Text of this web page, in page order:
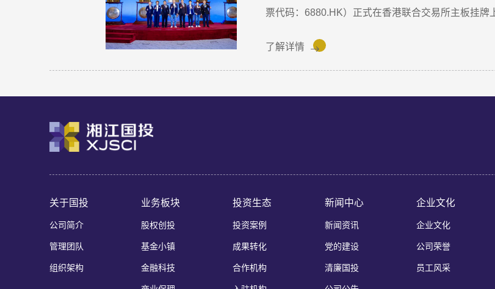
基金小镇二期克服连续雨季施工困难，顺利完成竣
票代码：6880.HK）正式在香港联合交易所主板挂牌
物理AI世界模型为基座的自动驾驶与人工智能企业
出并量产首发R7世界模型，让AI从“识别像素”进阶
了解详情
关于国投
公司简介
管理团队
组织架构
业务板块
股权创投
基金小镇
金融科技
投资生态
投资案例
成果转化
合作机构
新闻中心
新闻资讯
党的建设
清廉国投
企业文化
企业文化
公司荣誉
员工风采